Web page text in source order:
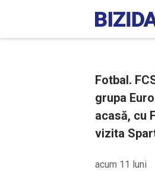
Fotbal.
grupa
acasă, cu
vizita
acum 11 luni